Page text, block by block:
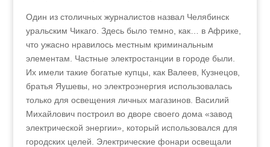
Один из столичных журналистов назвал Челябинск
уральским Чикаго. Здесь было темно, как… в Африке,
что ужасно нравилось местным криминальным
элементам. Частные электростанции в городе были.
Их имели такие богатые купцы, как Валеев, Кузнецов,
братья Яушевы, но электроэнергия использовалась
только для освещения личных магазинов. Василий
Михайлович построил во дворе своего дома «завод
электрической энергии», который использовался для
городских целей. Электрические фонари освещали